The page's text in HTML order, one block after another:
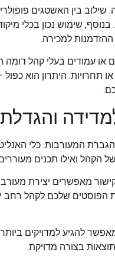
בין האשטגים
שימוש נכון בכלי
למכירה.
או עמודים בעלי קהל
תחרויות. היתרון הוא
המעורבות. כלי
הקהל ואילו תכנים
קישור מאפשרים יצירת
הפוסטים שלכם לקהל
להגיע למדויקים
בצורה מדויקת.